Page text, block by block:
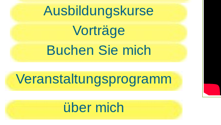
Ausbildungskurse
Vorträge
Buchen Sie mich
Veranstaltungsprogramm
über mich